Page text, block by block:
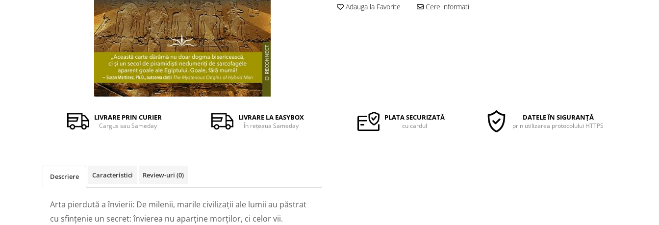
Științe Sociale si Umaniste
Adauga la Favorite Cere informatii
LIVRARE PRIN CURIER
Cargus sau Sameday
LIVRARE LA EASYBOX
În rețeaua Sameday
PLATA SECURIZATĂ
cu cardul
DATELE ÎN SIGURANȚĂ
prin utilizarea protocolului HTTPS
Descriere Caracteristici Review-uri (0)
Arta pierdută a învierii: De milenii, marile civilizații ale lumii au păstrat
cu sfințenie un secret: învierea nu aparține morților, ci celor vii.